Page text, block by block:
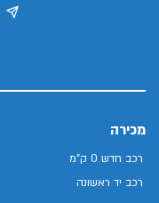
מכירה
רכב חדש 0 ק"מ
רכב יד ראשונה